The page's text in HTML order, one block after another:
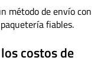
método de envío con
fiables.
costos de